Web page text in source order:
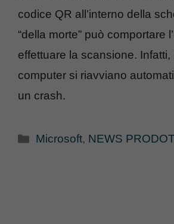
codice QR all’interno della
“della morte” può comportare
effettuare la scansione.
computer si riavviano
un crash.
Categorie
Microsoft, NEWS